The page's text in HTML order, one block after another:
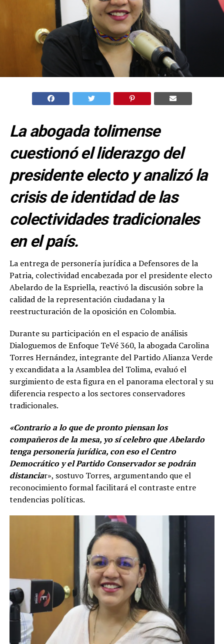
La abogada tolimense
cuestionó el liderazgo del
presidente electo y analizó la
crisis de identidad de las
colectividades tradicionales
en el país.
La entrega de personería jurídica a Defensores de la
Patria, colectividad encabezada por el presidente electo
Abelardo de la Espriella, reactivó la discusión sobre la
calidad de la representación ciudadana y la
reestructuración de la oposición en Colombia.
Durante su participación en el espacio de análisis
Dialoguemos de Enfoque TeVé 360, la abogada Carolina
Torres Hernández, integrante del Partido Alianza Verde
y excandidata a la Asamblea del Tolima, evaluó el
surgimiento de esta figura en el panorama electoral y su
diferencia respecto a los sectores conservadores
tradicionales.
«Contrario a lo que de pronto piensan los
compañeros de la mesa, yo sí celebro que Abelardo
tenga personería jurídica, con eso el Centro
Democrático y el Partido Conservador se podrán
distanciar», sostuvo Torres, argumentando que el
reconocimiento formal facilitará el contraste entre
tendencias políticas.